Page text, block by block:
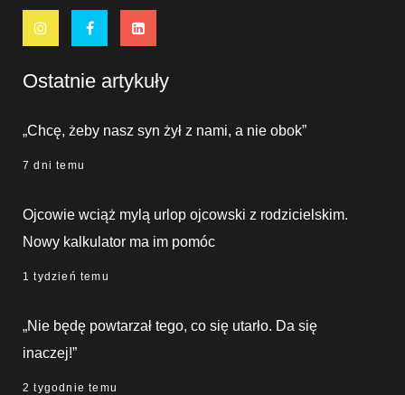
Ostatnie artykuły
„Chcę, żeby nasz syn żył z nami, a nie obok”
7 dni temu
Ojcowie wciąż mylą urlop ojcowski z rodzicielskim.
Nowy kalkulator ma im pomóc
1 tydzień temu
„Nie będę powtarzał tego, co się utarło. Da się
inaczej!”
2 tygodnie temu